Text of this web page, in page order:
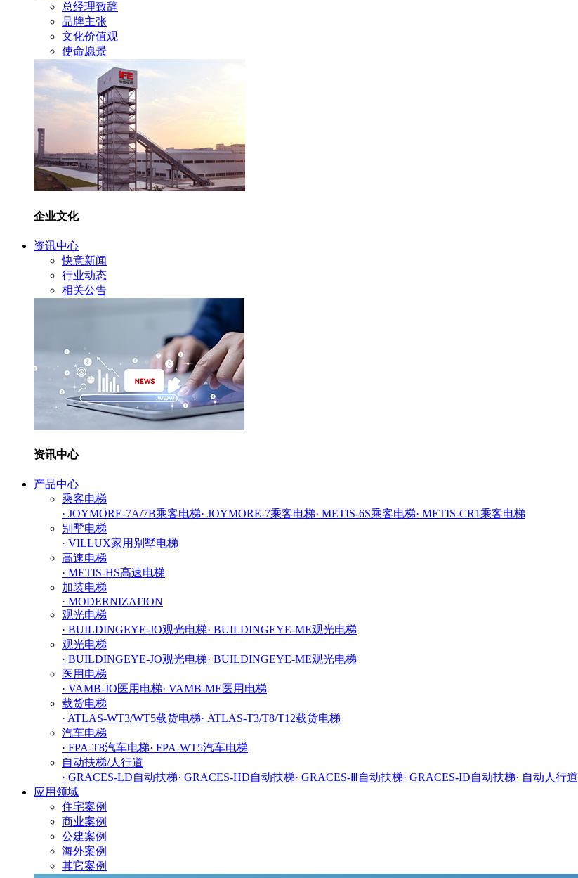
总经理致辞
品牌主张
文化价值观
使命愿景
企业文化
资讯中心
快意新闻
行业动态
相关公告
资讯中心
产品中心
乘客电梯
· JOYMORE-7A/7B乘客电梯· JOYMORE-7乘客电梯· METIS-6S乘客电梯· METIS-CR1乘客电梯
别墅电梯
· VILLUX家用别墅电梯
高速电梯
· METIS-HS高速电梯
加装电梯
· MODERNIZATION
观光电梯
· BUILDINGEYE-JO观光电梯· BUILDINGEYE-ME观光电梯
观光电梯
· BUILDINGEYE-JO观光电梯· BUILDINGEYE-ME观光电梯
医用电梯
· VAMB-JO医用电梯· VAMB-ME医用电梯
载货电梯
· ATLAS-WT3/WT5载货电梯· ATLAS-T3/T8/T12载货电梯
汽车电梯
· FPA-T8汽车电梯· FPA-WT5汽车电梯
自动扶梯/人行道
· GRACES-LD自动扶梯· GRACES-HD自动扶梯· GRACES-Ⅲ自动扶梯· GRACES-ID自动扶梯· 自动人行道
应用领域
住宅案例
商业案例
公建案例
海外案例
其它案例